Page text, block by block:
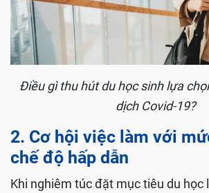
Điều gì thu hút du học sinh lựa
dịch Covid-19?
2. Cơ hội việc làm với
chế độ hấp dẫn
Khi nghiêm túc đặt mục tiêu du học